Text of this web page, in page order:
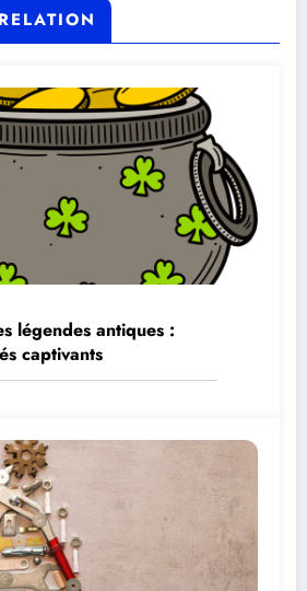
légendes antiques :
captivants